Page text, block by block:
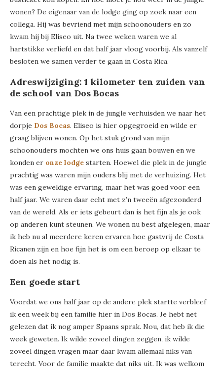
wonen? De eigenaar van de lodge ging op zoek naar een
collega. Hij was bevriend met mijn schoonouders en zo
kwam hij bij Eliseo uit. Na twee weken waren we al
hartstikke verliefd en dat half jaar vloog voorbij. Als vanzelf
besloten we samen verder te gaan in Costa Rica.
Adreswijziging: 1 kilometer ten zuiden van
de school van Dos Bocas
Van een prachtige plek in de jungle verhuisden we naar het
dorpje Dos Bocas. Eliseo is hier opgegroeid en wilde er
graag blijven wonen. Op het stuk grond van mijn
schoonouders mochten we ons huis gaan bouwen en we
konden er onze lodge starten. Hoewel die plek in de jungle
prachtig was waren mijn ouders blij met de verhuizing. Het
was een geweldige ervaring, maar het was goed voor een
half jaar. We waren daar echt met z’n tweeën afgezonderd
van de wereld. Als er iets gebeurt dan is het fijn als je ook
op anderen kunt steunen. We wonen nu best afgelegen, maar
ik heb nu al meerdere keren ervaren hoe gastvrij de Costa
Ricanen zijn en hoe fijn het is om een beroep op elkaar te
doen als het nodig is.
Een goede start
Voordat we ons half jaar op de andere plek startte verbleef
ik een week bij een familie hier in Dos Bocas. Je hebt net
gelezen dat ik nog amper Spaans sprak. Nou, dat heb ik die
week geweten. Ik wilde zoveel dingen zeggen, ik wilde
zoveel dingen vragen maar daar kwam allemaal niks van
terecht. Voor de familie maakte dat niks uit. Ik was welkom